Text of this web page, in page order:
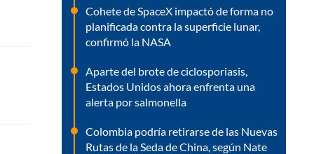
Cohete de SpaceX impactó de forma no
planificada contra la superficie lunar,
confirmó la NASA
Aparte del brote de ciclosporiasis,
Estados Unidos ahora enfrenta una
alerta por salmonella
Colombia podría retirarse de las Nuevas
Rutas de la Seda de China, según Nate